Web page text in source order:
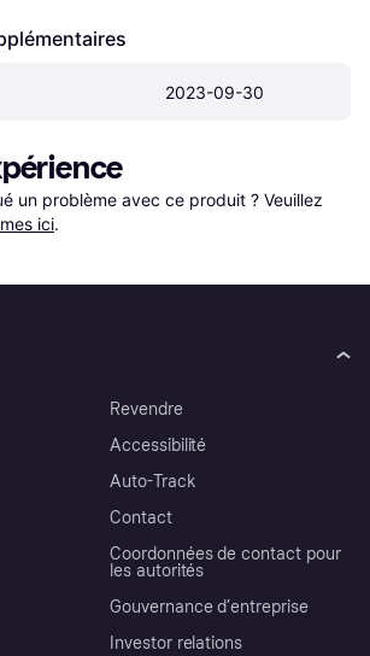
2023-09-30
un problème avec ce produit ? Veuillez
ici.
Revendre
Accessibilité
Auto-Track
Contact
Coordonnées de contact pour
les autorités
Gouvernance d’entreprise
Investor relations